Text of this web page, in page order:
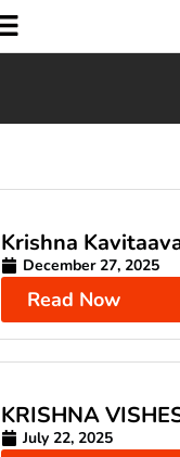
Krishna
December 27, 2025
Read Now
KRISHNA
July 22, 2025